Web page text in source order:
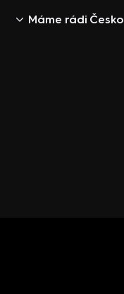
Máme rádi Česko